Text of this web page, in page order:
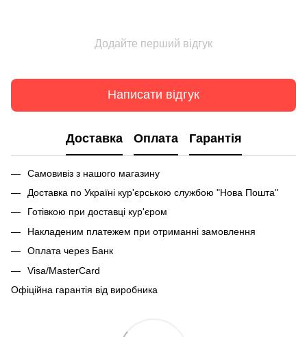
Додайте перший відгук
Написати відгук
Доставка Оплата Гарантія
Самовивіз з нашого магазину
Доставка по Україні кур'єрською службою "Нова Пошта"
Готівкою при доставці кур'єром
Накладеним платежем при отриманні замовлення
Оплата через Банк
Visa/MasterCard
Офіційна гарантія від виробника